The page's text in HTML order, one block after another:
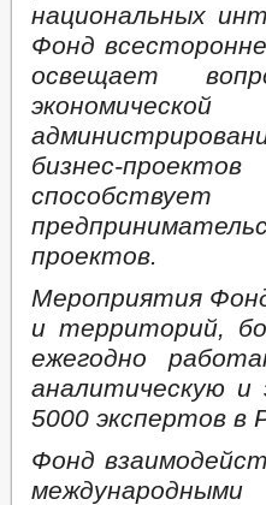
национальных
Фонд
освещает
бизнес-
проектов.
Мероприятия
и территорий,
ежегодно
аналитическую и
5000 экспертов в
Фонд